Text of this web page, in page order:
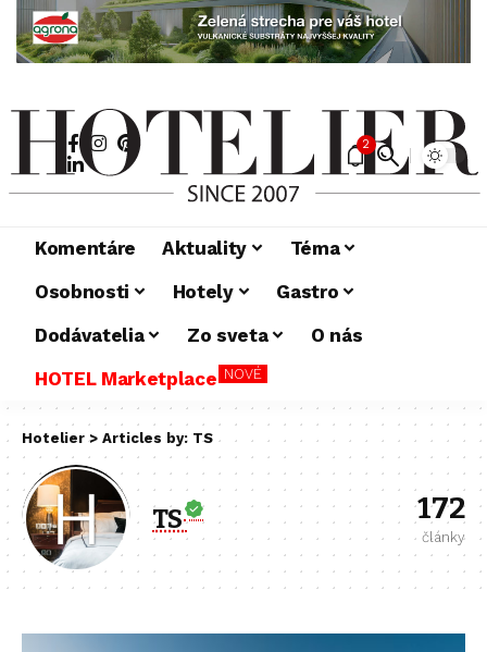
2
Komentáre Aktuality
Téma
Osobnosti
Hotely
Gastro
Dodávatelia
Zo sveta
O nás
HOTEL Marketplace NOVÉ
Hotelier > Articles by: TS
TS 172
články